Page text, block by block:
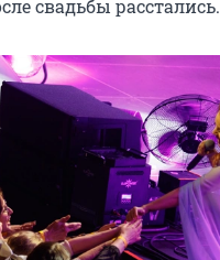
свадьбы расстались.